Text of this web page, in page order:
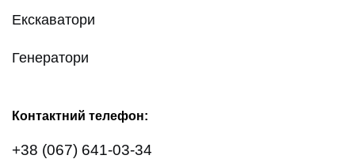
Екскаватори
Генератори
Контактний телефон:
+38 (067) 641-03-34